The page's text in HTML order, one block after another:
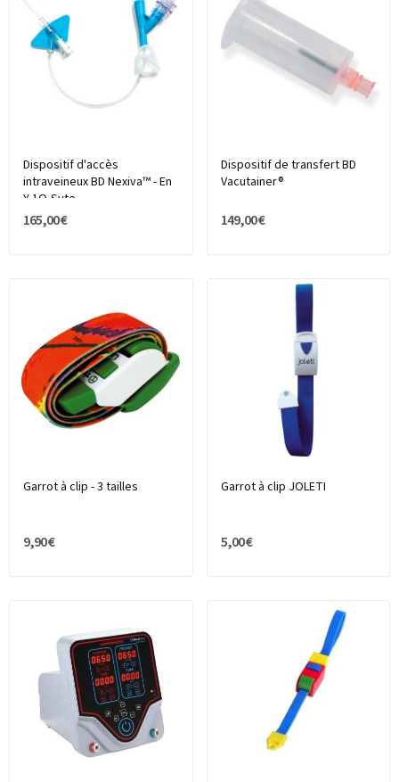
Dispositif d'accès
intraveineux BD Nexiva™ - En
Y 1Q-Syte
165,00 €
Dispositif de transfert BD
Vacutainer®
149,00 €
Garrot à clip - 3 tailles
9,90 €
Garrot à clip JOLETI
5,00 €